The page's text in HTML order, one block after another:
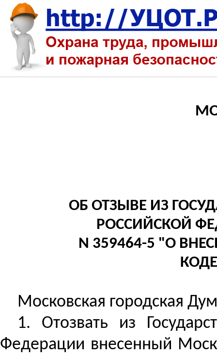
ОБ ОТЗЫВЕ ИЗ
РОССИЙСКОЙ
N 359464-5 "О
Московская городская
1. Отозвать из
Федерации внесенный